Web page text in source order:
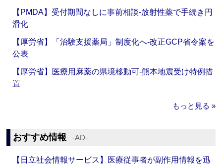
【PMDA】受付期間なしに事前相談‐放射性薬で手続き円
滑化
【厚労省】「治験支援薬局」制度化へ‐改正GCP省令案を
公表
【厚労省】医療用麻薬の県境移動可‐熊本地震受け特例措
置
もっと見る »
おすすめ情報 ‐AD‐
【日立社会情報サービス】医療従事者が副作用情報を迅